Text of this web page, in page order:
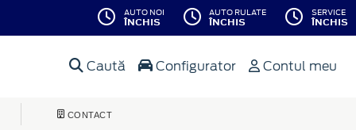
AUTO NOI
ÎNCHIS
AUTO RULATE
ÎNCHIS
SERVICE
ÎNCHIS
Caută Configurator Contul meu
CONTACT